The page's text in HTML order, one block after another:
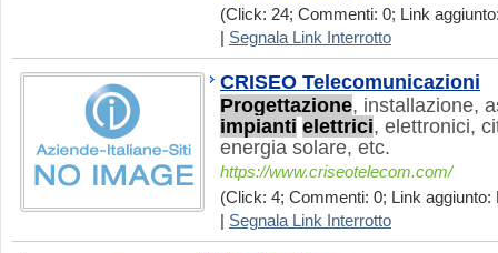
(Click: 24; Commenti: 0; Link
Segnala Link Interrotto
CRISEO Telecomunicazioni
Progettazione, installazione,
impianti elettrici, elettronici,
energia solare, etc.
https://www.criseotelecom.com/
(Click: 4; Commenti: 0; Link aggiunto:
Segnala Link Interrotto